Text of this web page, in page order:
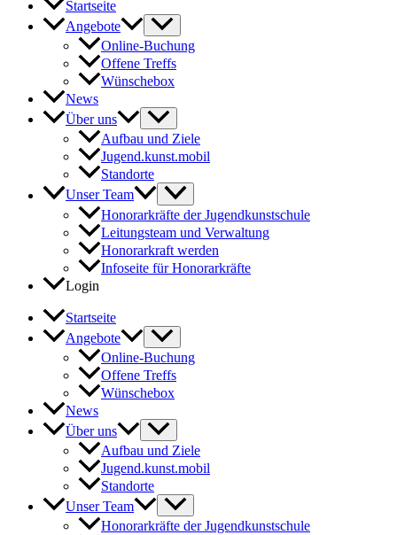
Startseite
Angebote
Online-Buchung
Offene Treffs
Wünschebox
News
Über uns
Aufbau und Ziele
Jugend.kunst.mobil
Standorte
Unser Team
Honorarkräfte der Jugendkunstschule
Leitungsteam und Verwaltung
Honorarkraft werden
Infoseite für Honorarkräfte
Login
Startseite
Angebote
Online-Buchung
Offene Treffs
Wünschebox
News
Über uns
Aufbau und Ziele
Jugend.kunst.mobil
Standorte
Unser Team
Honorarkräfte der Jugendkunstschule